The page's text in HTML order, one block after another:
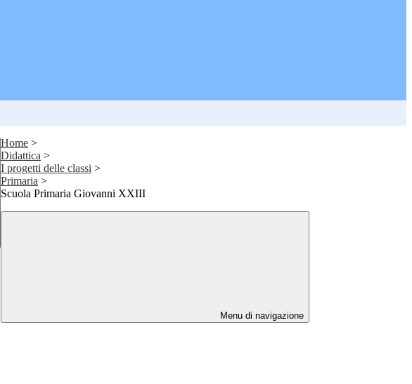
Home >
Didattica >
I progetti delle classi >
Primaria >
Scuola Primaria Giovanni XXIII
Menu di navigazione